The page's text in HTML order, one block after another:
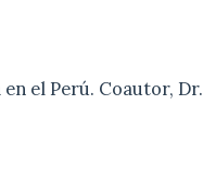
el Perú. Coautor, Dr.